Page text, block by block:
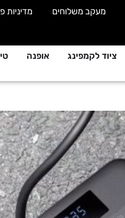
מעקב משלוחים מדיניות
ציוד לקמפינג אופנה